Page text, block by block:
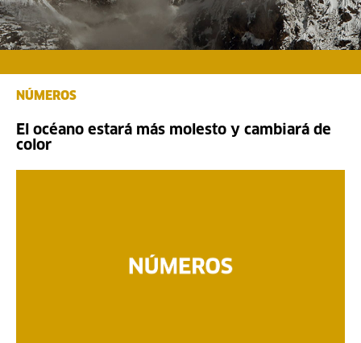
NÚMEROS
El océano estará más molesto y cambiará de
color